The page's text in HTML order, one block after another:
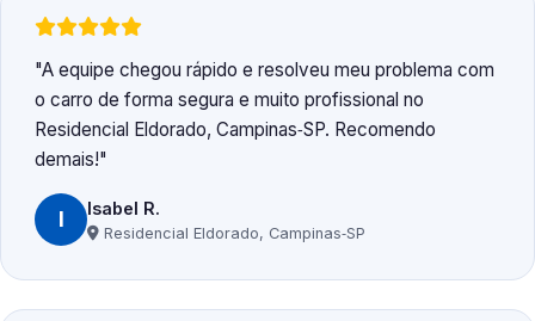
A equipe chegou rápido e resolveu meu problema com
o carro de forma segura e muito profissional no
Residencial Eldorado, Campinas‑SP. Recomendo
demais!
I Isabel R.
Residencial Eldorado, Campinas‑SP